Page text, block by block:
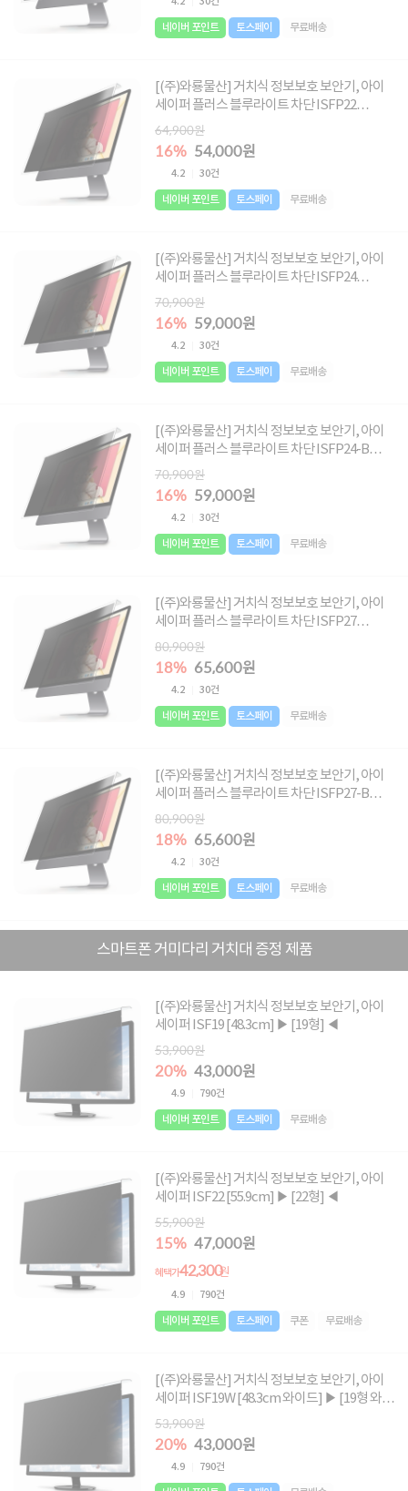
네이버 포인트 토스페이 무료배송
[(주)와룡물산] 거치식 정보보호 보안기, 아이
세이퍼 플러스 블루라이트 차단 ISFP22
[55.9cm] ▶ [22형] ◀
64,900원
16% 54,000원
4.2 30건
네이버 포인트 토스페이 무료배송
[(주)와룡물산] 거치식 정보보호 보안기, 아이
세이퍼 플러스 블루라이트 차단 ISFP24
[61cm] ▶ [24형] ◀
70,900원
16% 59,000원
4.2 30건
네이버 포인트 토스페이 무료배송
[(주)와룡물산] 거치식 정보보호 보안기, 아이
세이퍼 플러스 블루라이트 차단 ISFP24-B
[61cm-B형] ▶ [24-B형] ◀
70,900원
16% 59,000원
4.2 30건
네이버 포인트 토스페이 무료배송
[(주)와룡물산] 거치식 정보보호 보안기, 아이
세이퍼 플러스 블루라이트 차단 ISFP27
[68.6cm] ▶ [27형] ◀
80,900원
18% 65,600원
4.2 30건
네이버 포인트 토스페이 무료배송
[(주)와룡물산] 거치식 정보보호 보안기, 아이
세이퍼 플러스 블루라이트 차단 ISFP27-B
[68.6cm-B형] ▶ [27-B형] ◀
80,900원
18% 65,600원
4.2 30건
네이버 포인트 토스페이 무료배송
스마트폰 거미다리 거치대 증정 제품
[(주)와룡물산] 거치식 정보보호 보안기, 아이
세이퍼 ISF19 [48.3cm] ▶ [19형] ◀
53,900원
20% 43,000원
4.9 790건
네이버 포인트 토스페이 무료배송
[(주)와룡물산] 거치식 정보보호 보안기, 아이
세이퍼 ISF22 [55.9cm] ▶ [22형] ◀
55,900원
15% 47,000원
혜택가42,300원
4.9 790건
네이버 포인트 토스페이 쿠폰 무료배송
[(주)와룡물산] 거치식 정보보호 보안기, 아이
세이퍼 ISF19W [48.3cm 와이드] ▶ [19형 와이
드] ◀
53,900원
20% 43,000원
4.9 790건